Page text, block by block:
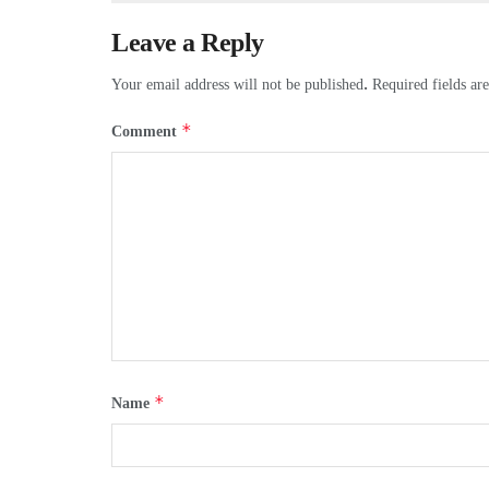
Leave a Reply
Your email address will not be published. Required fields
Comment *
Name *